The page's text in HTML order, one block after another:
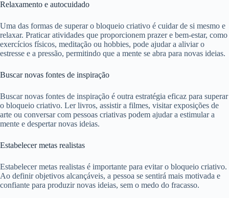
Relaxamento e autocuidado
Uma das formas de superar o bloqueio criativo é cuidar de si mesmo e
relaxar. Praticar atividades que proporcionem prazer e bem-estar, como
exercícios físicos, meditação ou hobbies, pode ajudar a aliviar o
estresse e a pressão, permitindo que a mente se abra para novas ideias.
Buscar novas fontes de inspiração
Buscar novas fontes de inspiração é outra estratégia eficaz para superar
o bloqueio criativo. Ler livros, assistir a filmes, visitar exposições de
arte ou conversar com pessoas criativas podem ajudar a estimular a
mente e despertar novas ideias.
Estabelecer metas realistas
Estabelecer metas realistas é importante para evitar o bloqueio criativo.
Ao definir objetivos alcançáveis, a pessoa se sentirá mais motivada e
confiante para produzir novas ideias, sem o medo do fracasso.